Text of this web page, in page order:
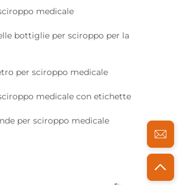
medicale
bottiglie per sciroppo per la
per sciroppo medicale
medicale con etichette
per sciroppo medicale